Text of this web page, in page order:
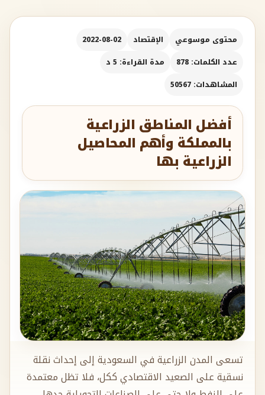
محتوى موسوعي الإقتصاد
2022-08-02
عدد الكلمات: 878
مدة القراءة: 5 د
المشاهدات: 50567
أفضل المناطق الزراعية
بالمملكة وأهم المحاصيل
الزراعية بها
تسعى المدن الزراعية في السعودية إلى إحداث نقلة
نسقية على الصعيد الاقتصادي ككل، فلا تظل معتمدة